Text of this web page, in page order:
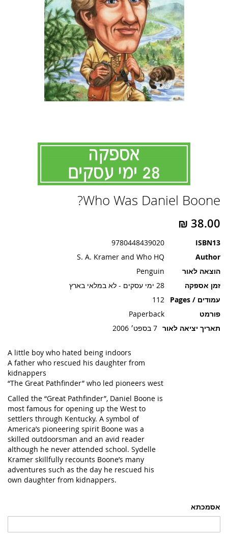
אסמכתא
Who Was Daniel Boone?
ISBN13
9780448439020
Author
S. A. Kramer and Who HQ
הוצאה לאור
Penguin
זמן אספקה
28 ימי עסקים - לא במלאי בארץ
עמודים / Pages
112
פורמט
Paperback
תאריך יציאה לאור 7 בספט׳ 2006
A little boy who hated being indoors
A father who rescued his daughter from
kidnappers
“The Great Pathfinder” who led pioneers west
Called the “Great Pathfinder”, Daniel Boone is
most famous for opening up the West to
settlers through Kentucky. A symbol of
America’s pioneering spirit Boone was a
skilled outdoorsman and an avid reader
although he never attended school. Sydelle
Kramer skillfully recounts Boone’s many
adventures such as the day he rescued his
own daughter from kidnappers.
להתחלה
גלריית
תמונות